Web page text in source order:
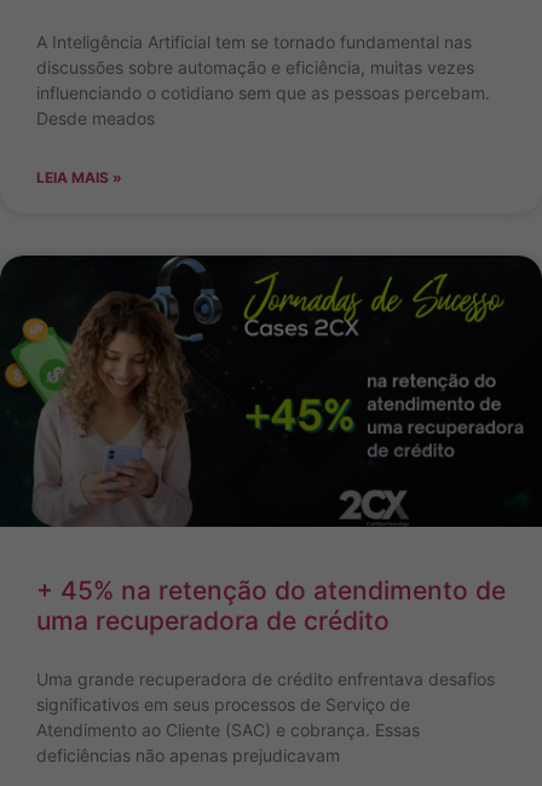
A Inteligência Artificial tem se tornado fundamental nas
discussões sobre automação e eficiência, muitas vezes
influenciando o cotidiano sem que as pessoas percebam.
Desde meados
LEIA MAIS »
+ 45% na retenção do atendimento de
uma recuperadora de crédito
Uma grande recuperadora de crédito enfrentava desafios
significativos em seus processos de Serviço de
Atendimento ao Cliente (SAC) e cobrança. Essas
deficiências não apenas prejudicavam